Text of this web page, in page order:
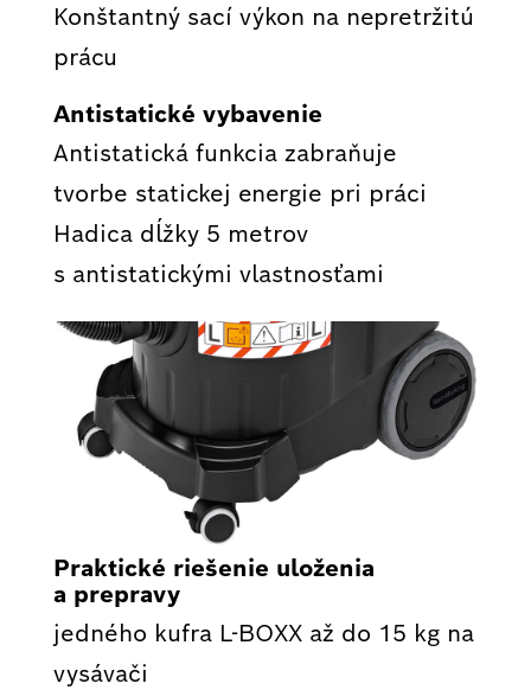
Konštantný sací výkon na nepretržitú
prácu
Antistatické vybavenie
Antistatická funkcia zabraňuje
tvorbe statickej energie pri práci
Hadica dĺžky 5 metrov
s antistatickými vlastnosťami
Praktické riešenie uloženia
a prepravy
jedného kufra L-BOXX až do 15 kg na
vysávači